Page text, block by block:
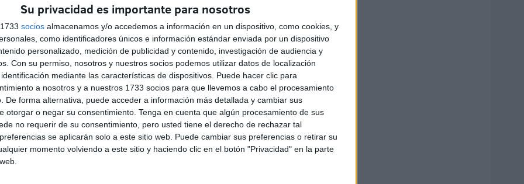
Su privacidad es importante para nosotros
socios almacenamos y/o accedemos a información en un dispositivo, como cookies, y
como identificadores únicos e información estándar enviada por un dispositivo
personalizado, medición de publicidad y contenido, investigación de audiencia y
Con su permiso, nosotros y nuestros socios podemos utilizar datos de localización
mediante las características de dispositivos. Puede hacer clic para
a nosotros y a nuestros 1733 socios para que llevemos a cabo el procesamiento
De forma alternativa, puede acceder a información más detallada y cambiar sus
otorgar o negar su consentimiento. Tenga en cuenta que algún procesamiento de sus
no requerir de su consentimiento, pero usted tiene el derecho de rechazar tal
se aplicarán solo a este sitio web. Puede cambiar sus preferencias o retirar su
momento volviendo a este sitio y haciendo clic en el botón "Privacidad" en la parte
una ilusión por una de las fechas más esperadas
Hoyos, le gusta la instalación de las luces de
de poder disfrutarlas con su familia una vez
mucho más la ciudad”.
magia del espíritu navideño y de estas señaladas
ha echado en falta más cantidad de luces. “Este